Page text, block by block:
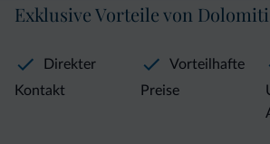
Exklusive Vorteile von
Direkter
Kontakt
Vorteilhafte
Preise